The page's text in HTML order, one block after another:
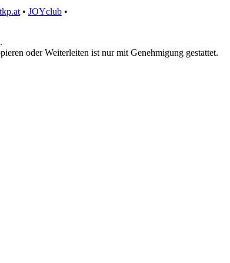
tkp.at • JOYclub •
oder Weiterleiten ist nur mit Genehmigung gestattet.